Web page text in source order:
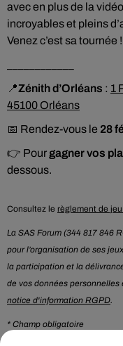
avec en plus de la
incroyables et pleins
Venez c’est sa tournée
📍Zénith d’Orléans : 1
45100 Orléans
📅 Rendez-vous le 28
👉 Pour gagner vos
dessous.
Consultez le règlement de
La SAS Forum (344 817 846
pour l’organisation de ses
la participation et la
de vos données personnelles
notice d'information RGPD.
* Champ obligatoire